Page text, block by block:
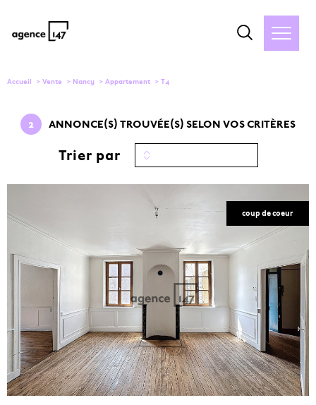
Accueil Vente Nancy Appartement T4
2 ANNONCE(S) TROUVÉE(S) SELON VOS CRITÈRES
Trier par
coup de coeur
VOIR LE
BIEN